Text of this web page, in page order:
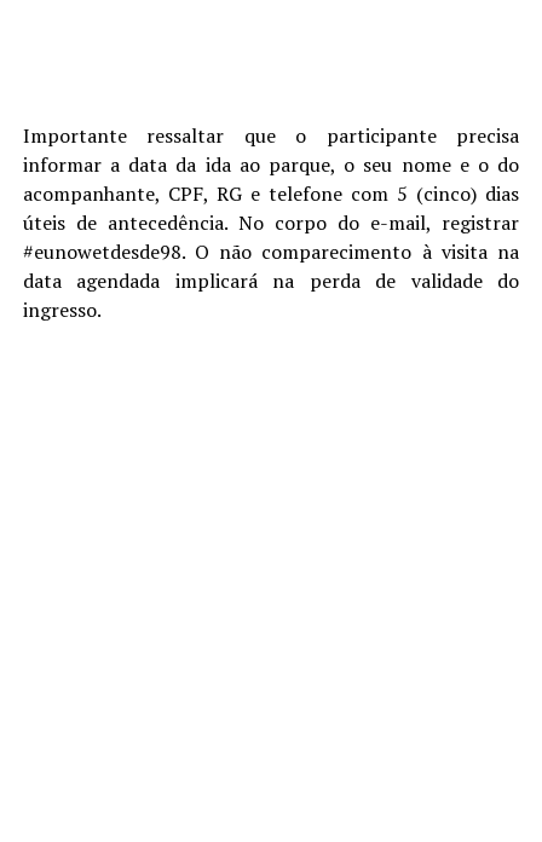
Importante ressaltar que o participante precisa
informar a data da ida ao parque, o seu nome e o do
acompanhante, CPF, RG e telefone com 5 (cinco) dias
úteis de antecedência. No corpo do e-mail, registrar
#eunowetdesde98. O não comparecimento à visita na
data agendada implicará na perda de validade do
ingresso.